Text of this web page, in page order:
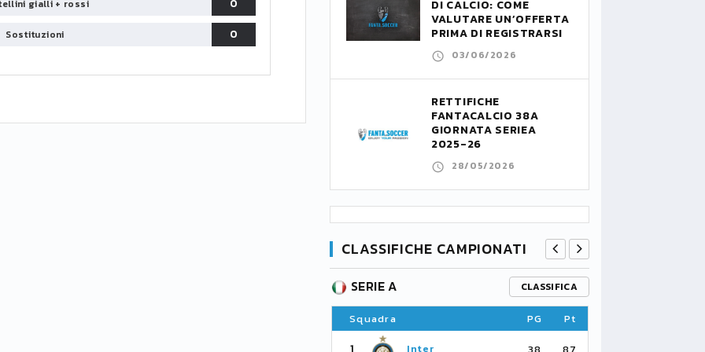
gialli + rossi
0
Sostituzioni 0
DI CALCIO: COME
VALUTARE UN’OFFERTA
PRIMA DI REGISTRARSI
03/06/2026
RETTIFICHE
FANTACALCIO 38A
GIORNATA SERIEA
2025-26
28/05/2026
CLASSIFICHE CAMPIONATI
SERIE A CLASSIFICA
Squadra PG Pt
Inter 38 87